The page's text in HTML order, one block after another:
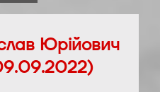
Юрійович